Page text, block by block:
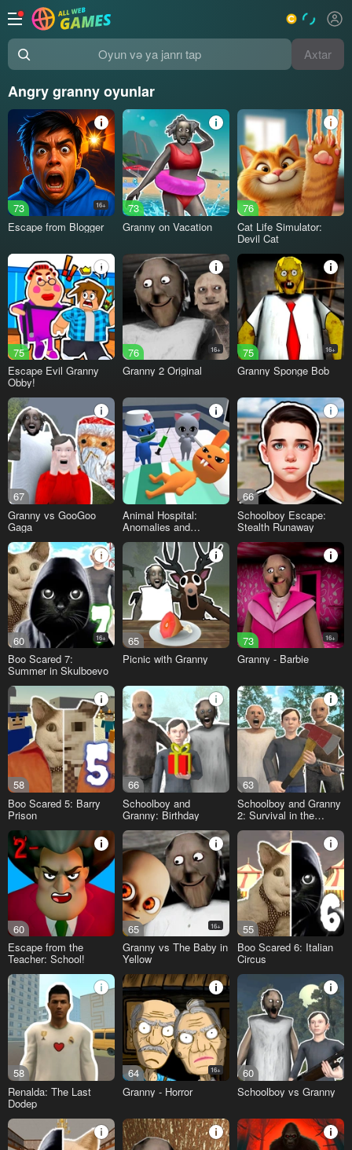
Oyun və ya janrı tap Axtar
Angry granny oyunlar
73 16+
Escape from Blogger
73
Granny on Vacation
76
Cat Life Simulator:
Devil Cat
75
Escape Evil Granny
Obby!
76 16+
Granny 2 Original
75 16+
Granny Sponge Bob
67
Granny vs GooGoo
Gaga
Animal Hospital:
Anomalies and
66
Schoolboy Escape:
Stealth Runaway
60 16+
Boo Scared 7:
Summer in Skulboevo
65
Picnic with Granny
73 16+
Granny - Barbie
58
Boo Scared 5: Barry
Prison
66
Schoolboy and
Granny: Birthday
63
Schoolboy and Granny
2: Survival in the
60
Escape from the
Teacher: School!
65 16+
Granny vs The Baby in
Yellow
55
Boo Scared 6: Italian
Circus
58
Renalda: The Last
Dodep
64 16+
Granny - Horror
60
Schoolboy vs Granny